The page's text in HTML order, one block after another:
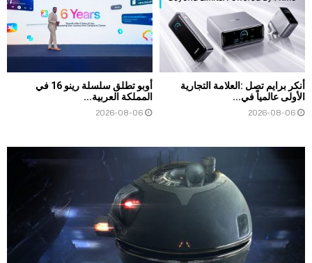
أنكر برايم تصل :العلامة التجارية
الأولى عالمياً في...
2026-08-06
أوبو تطلق سلسلة رينو 16 في
المملكة العربية...
2026-08-06